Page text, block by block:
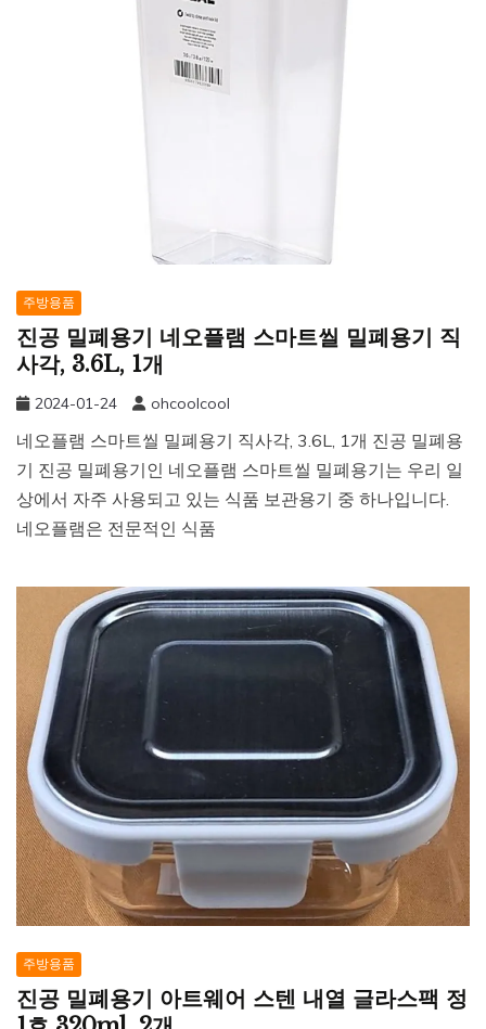
주방용품
진공 밀폐용기 네오플램 스마트씰 밀폐용기 직
사각, 3.6L, 1개
2024-01-24 ohcoolcool
네오플램 스마트씰 밀폐용기 직사각, 3.6L, 1개 진공 밀폐용
기 진공 밀폐용기인 네오플램 스마트씰 밀폐용기는 우리 일
상에서 자주 사용되고 있는 식품 보관용기 중 하나입니다.
네오플램은 전문적인 식품
주방용품
진공 밀폐용기 아트웨어 스텐 내열 글라스팩 정